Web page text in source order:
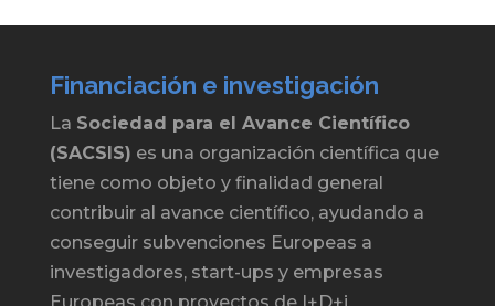
Financiación e investigación
La Sociedad para el Avance Científico
(SACSIS) es una organización científica que
tiene como objeto y finalidad general
contribuir al avance científico, ayudando a
conseguir subvenciones Europeas a
investigadores, start-ups y empresas